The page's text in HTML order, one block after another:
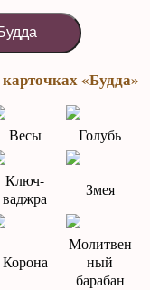
«Будда»
Весы Голубь
Ключ-
ваджра
Змея
Корона
Молитвен
ный
барабан